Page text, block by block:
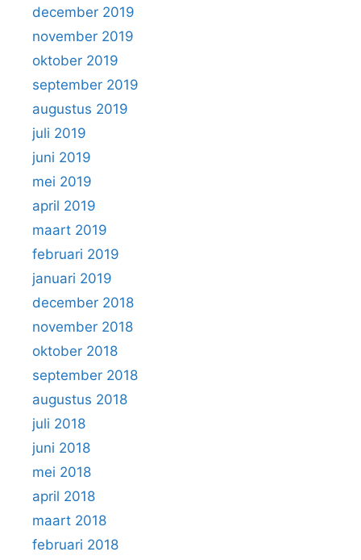
december 2019
november 2019
oktober 2019
september 2019
augustus 2019
juli 2019
juni 2019
mei 2019
april 2019
maart 2019
februari 2019
januari 2019
december 2018
november 2018
oktober 2018
september 2018
augustus 2018
juli 2018
juni 2018
mei 2018
april 2018
maart 2018
februari 2018